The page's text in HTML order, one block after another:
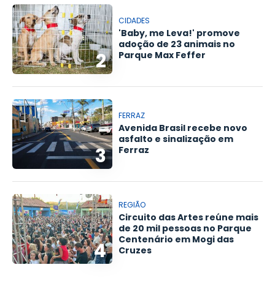
2
CIDADES
'Baby, me Leva!' promove
adoção de 23 animais no
Parque Max Feffer
3
FERRAZ
Avenida Brasil recebe novo
asfalto e sinalização em
Ferraz
4
REGIÃO
Circuito das Artes reúne mais
de 20 mil pessoas no Parque
Centenário em Mogi das
Cruzes